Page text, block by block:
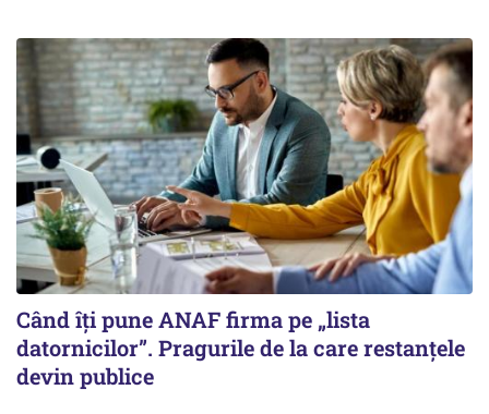
Când îți pune ANAF firma pe „lista
datornicilor”. Pragurile de la care restanțele
devin publice